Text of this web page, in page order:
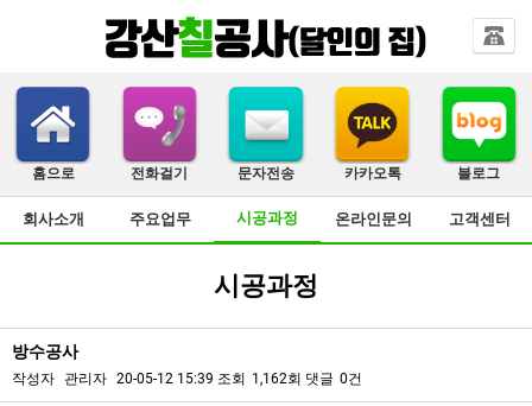
홈으로 전화걸기 문자전송 카카오톡 블로그
회사소개 주요업무 시공과정 온라인문의 고객센터
시공과정
방수공사
작성자 관리자 20-05-12 15:39 조회 1,162회 댓글 0건